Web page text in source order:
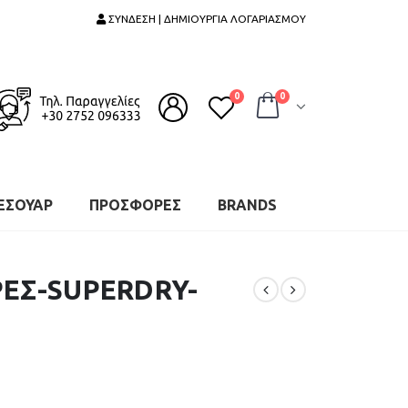
ΣΥΝΔΕΣΗ | ΔΗΜΙΟΥΡΓΙΑ ΛΟΓΑΡΙΑΣΜΟΥ
0 0
ΠΡΟΣΦΟΡΕΣ BRANDS
SUPERDRY-